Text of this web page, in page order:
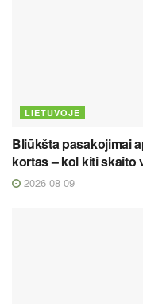
LIETUVOJE
Bliūkšta pasakojimai
kortas – kol kiti skaito
2026 08 09